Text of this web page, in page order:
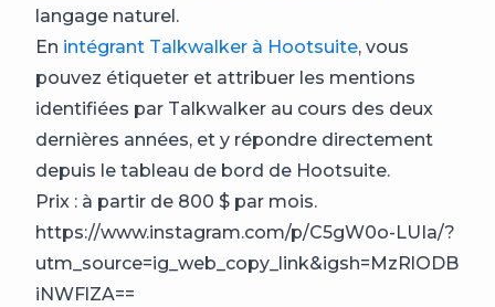
langage naturel.
En intégrant Talkwalker à Hootsuite, vous
pouvez étiqueter et attribuer les mentions
identifiées par Talkwalker au cours des deux
dernières années, et y répondre directement
depuis le tableau de bord de Hootsuite.
Prix : à partir de 800 $ par mois.
https://www.instagram.com/p/C5gW0o-LUIa/?
utm_source=ig_web_copy_link&igsh=MzRlODB
iNWFlZA==